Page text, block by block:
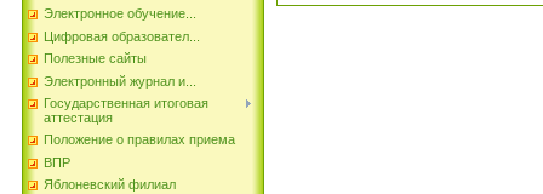
Электронное обучение...
Цифровая образовател...
Полезные сайты
Электронный журнал и...
Государственная итоговая
аттестация
Положение о правилах приема
ВПР
Яблоневский филиал